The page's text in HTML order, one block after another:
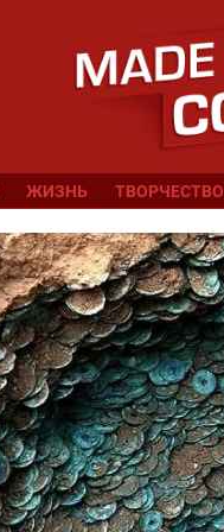
ЖИЗНЬ ТВОРЧЕСТВО